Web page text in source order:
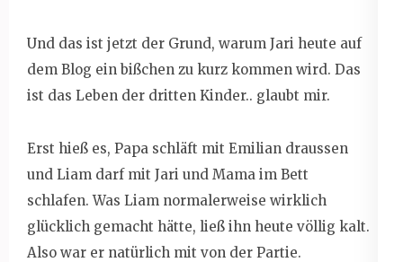
Und das ist jetzt der Grund, warum Jari heute auf
dem Blog ein bißchen zu kurz kommen wird. Das
ist das Leben der dritten Kinder.. glaubt mir.
Erst hieß es, Papa schläft mit Emilian draussen
und Liam darf mit Jari und Mama im Bett
schlafen. Was Liam normalerweise wirklich
glücklich gemacht hätte, ließ ihn heute völlig kalt.
Also war er natürlich mit von der Partie.